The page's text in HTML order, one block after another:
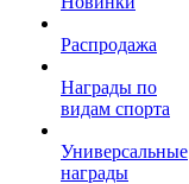
Распродажа
Награды по
видам спорта
Универсальные
награды